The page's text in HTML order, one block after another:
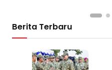
Berita Terbaru